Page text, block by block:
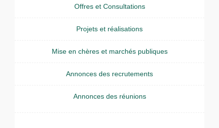
Offres et Consultations
Projets et réalisations
Mise en chères et marchés publiques
Annonces des recrutements
Annonces des réunions